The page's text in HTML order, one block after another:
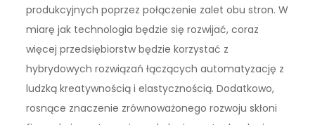
produkcyjnych poprzez połączenie zalet obu stron. W
miarę jak technologia będzie się rozwijać, coraz
więcej przedsiębiorstw będzie korzystać z
hybrydowych rozwiązań łączących automatyzację z
ludzką kreatywnością i elastycznością. Dodatkowo,
rosnące znaczenie zrównoważonego rozwoju skłoni